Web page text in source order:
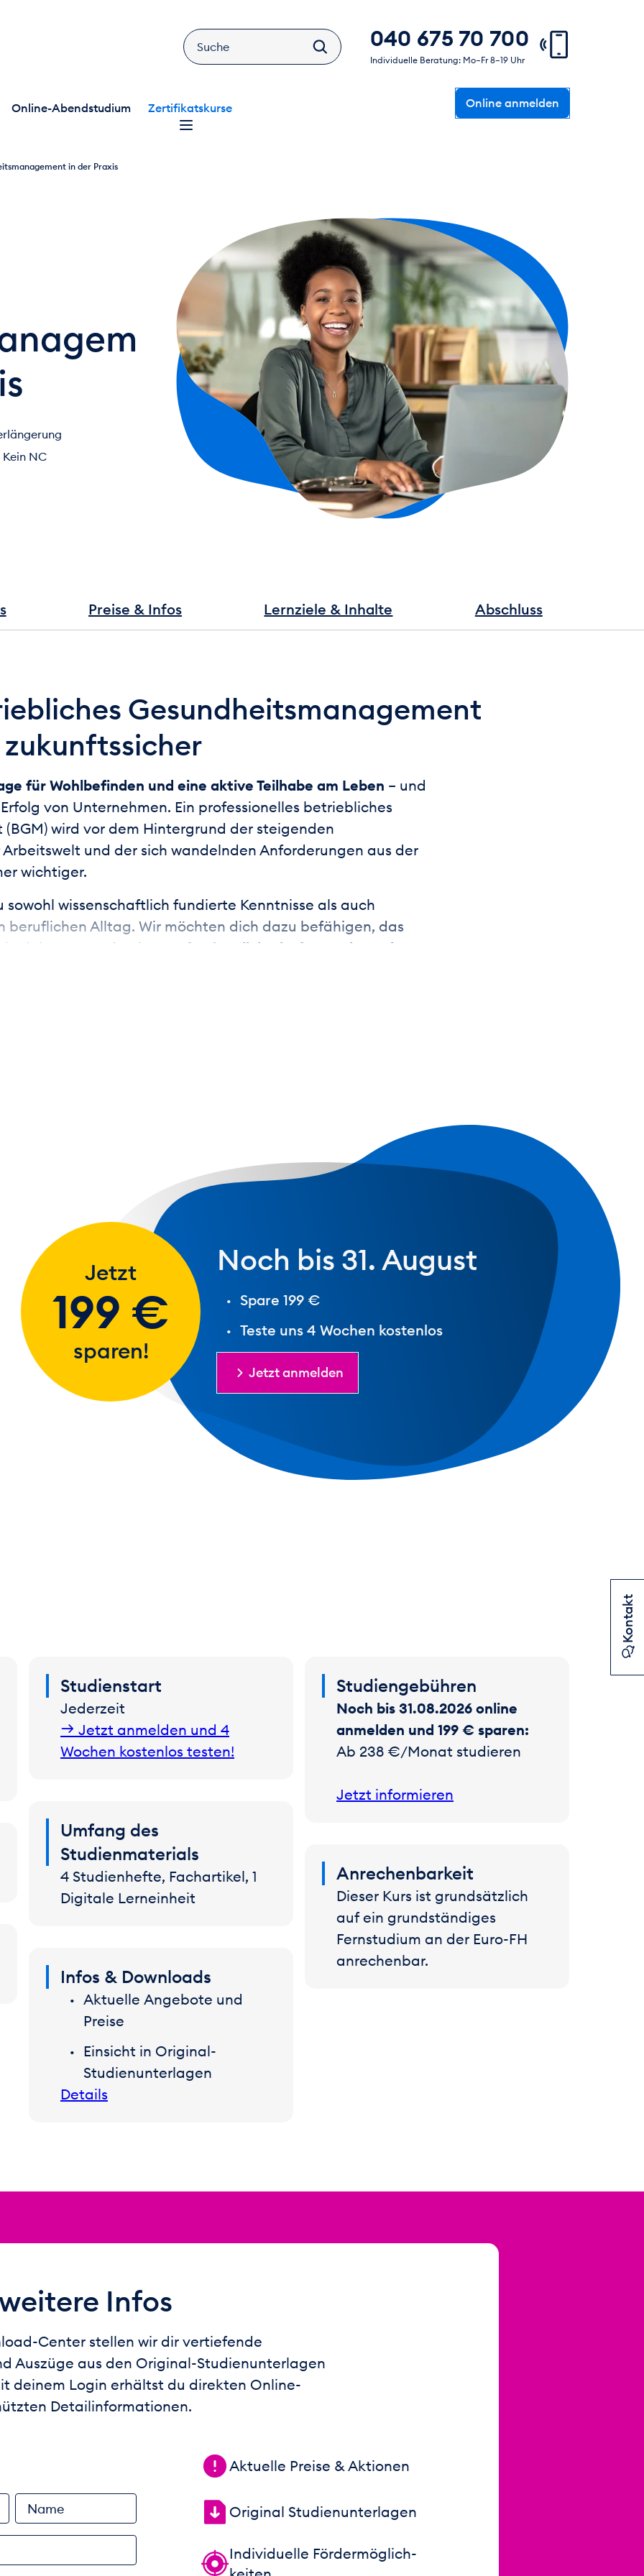
040 675 70 700
Individuelle Beratung: Mo–Fr 8–19 Uhr
Online-Abendstudium Zertifikatskurse Online anmelden
in der Praxis
Kein NC
Preise & Infos Lernziele & Inhalte Abschluss
Gesundheitsmanagement
für Wohlbefinden und eine aktive Teilhabe am Leben – und
von Unternehmen. Ein professionelles betriebliches
wird vor dem Hintergrund der steigenden
und der sich wandelnden Anforderungen aus der
wichtiger.
sowohl wissenschaftlich fundierte Kenntnisse als auch
beruflichen Alltag. Wir möchten dich dazu befähigen, das
in deiner Organisation
professionell, bedarfsgerecht und
zu vermitteln und dich für deine Fach- oder
Noch bis 31. August
Spare 199 €
Teste uns 4 Wochen kostenlos
Jetzt anmelden
Jetzt
199 €
sparen!
Studienstart
Jederzeit
Wochen kostenlos testen!
Umfang des
Studienmaterials
4 Studienhefte, Fachartikel, 1
Digitale Lerneinheit
Infos & Downloads
Aktuelle Angebote und
Preise
Einsicht in Original-
Studienunterlagen
Details
Studiengebühren
Noch bis 31.08.2026 online
anmelden und 199 € sparen:
Ab 238 €/Monat studieren
Jetzt informieren
Anrechenbarkeit
Dieser Kurs ist grundsätzlich
auf ein grundständiges
Fernstudium an der Euro-FH
anrechenbar.
Infos
Center stellen wir dir vertiefende
Auszüge aus den Original-Studienunterlagen
deinem Login erhältst du direkten Online-
Detailinformationen.
Aktuelle Preise & Aktionen
Original Studien­unterlagen
Individuelle Förder­möglich­
Name
Kontakt